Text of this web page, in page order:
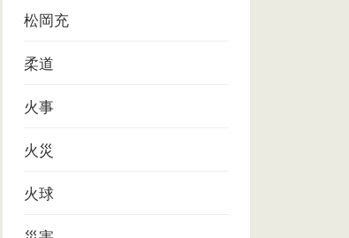
松岡充
柔道
火事
火災
火球